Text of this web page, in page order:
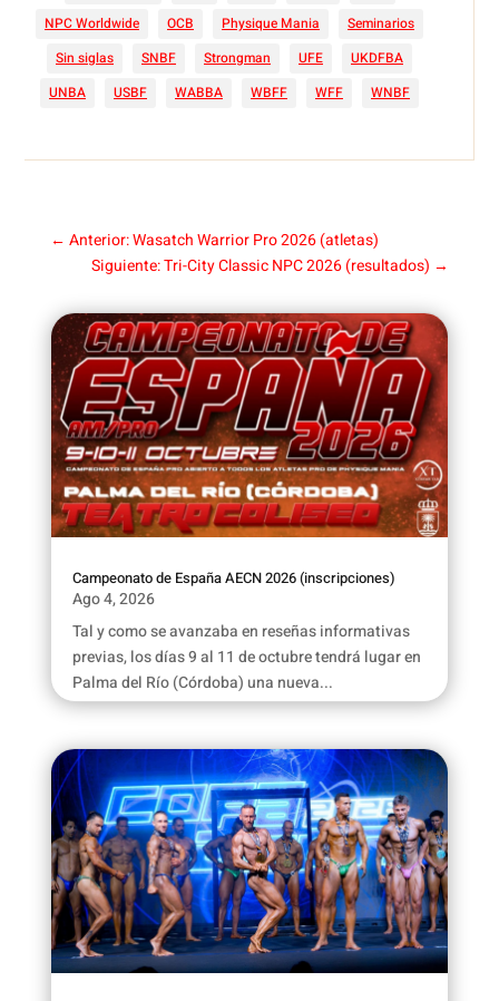
NPC Worldwide OCB Physique Mania
Seminarios
Sin siglas
SNBF Strongman UFE
UKDFBA
UNBA
USBF WABBA WBFF WFF WNBF
← Anterior: Wasatch Warrior Pro 2026 (atletas)
Siguiente: Tri-City Classic NPC 2026 (resultados) →
Campeonato de España AECN 2026 (inscripciones)
Ago 4, 2026
Tal y como se avanzaba en reseñas informativas
previas, los días 9 al 11 de octubre tendrá lugar en
Palma del Río (Córdoba) una nueva...